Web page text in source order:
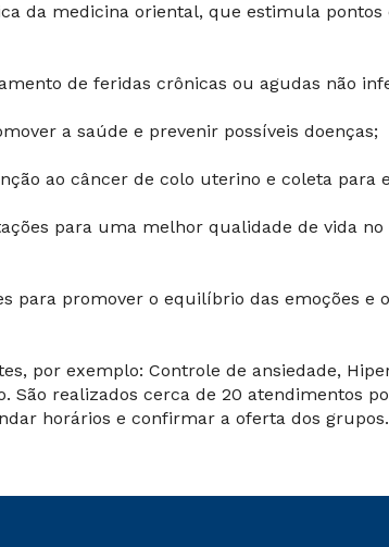
da medicina oriental, que estimula pontos
de feridas crônicas ou agudas não
a saúde e prevenir possíveis doenças;
ao câncer de colo uterino e coleta para
para uma melhor qualidade de vida
para promover o equilíbrio das emoções e
por exemplo: Controle de ansiedade,
São realizados cerca de 20 atendimentos
horários e confirmar a oferta dos grupos.